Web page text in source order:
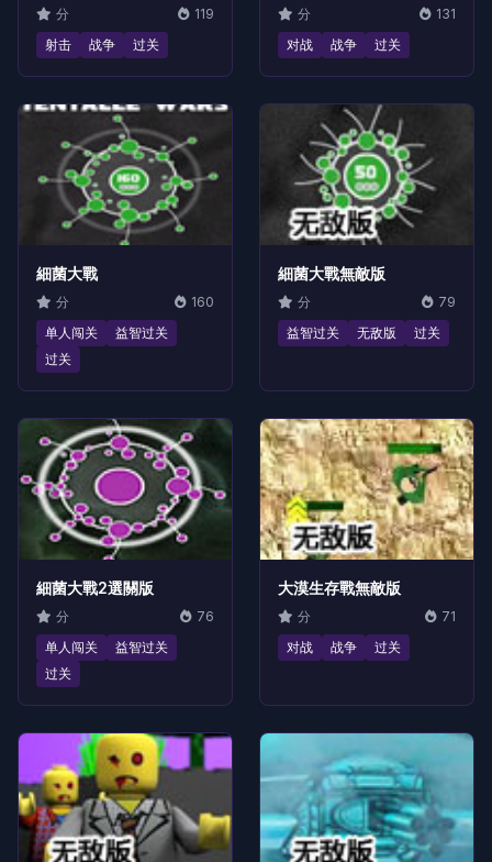
分
119
射击
战争 过关
分
131
对战
战争 过关
細菌大戰
分
160
单人闯关
益智过关
过关
細菌大戰無敵版
分
79
益智过关
无敌版 过关
細菌大戰2選關版
分
76
单人闯关
益智过关
过关
大漠生存戰無敵版
分
71
对战
战争 过关